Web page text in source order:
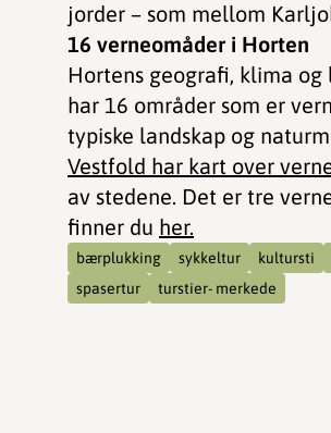
jorder – som mellom
16 verneomåder i Horten
Hortens geografi, klima
har 16 områder som er
typiske landskap og
Vestfold har kart over
av stedene. Det er tre
finner du her.
bærplukking sykkeltur kultursti
spasertur
turstier- merkede